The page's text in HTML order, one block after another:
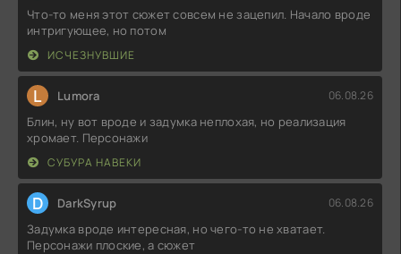
Что-то меня этот сюжет совсем не зацепил. Начало вроде
интригующее, но потом
ИСЧЕЗНУВШИЕ
L Lumora 06.08.26
Блин, ну вот вроде и задумка неплохая, но реализация
хромает. Персонажи
СУБУРА НАВЕКИ
D DarkSyrup 06.08.26
Задумка вроде интересная, но чего-то не хватает.
Персонажи плоские, а сюжет